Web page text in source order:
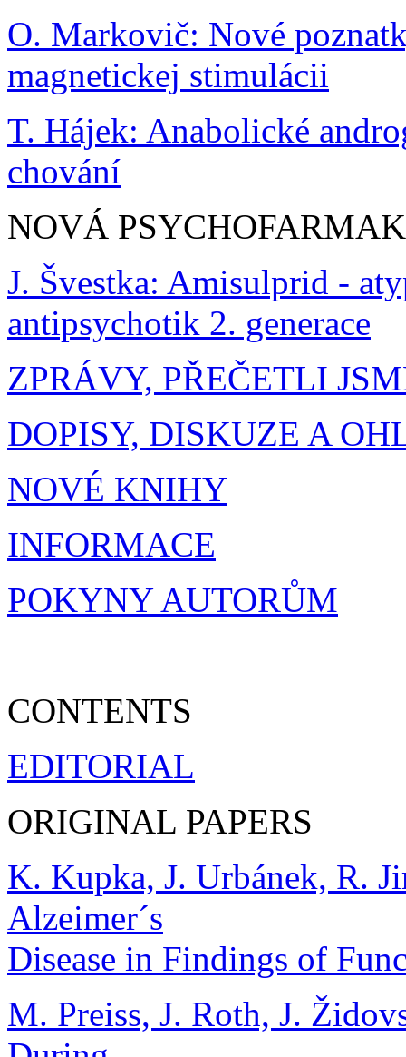
O. Markovič: Nové
magnetickej stimulácii
T. Hájek: Anabolické
chování
NOVÁ
J. Švestka: Amisulprid -
antipsychotik 2. generace
ZPRÁVY, PŘEČETLI
DOPISY, DISKUZE A
NOVÉ KNIHY
INFORMACE
POKYNY AUTORŮM
CONTENTS
EDITORIAL
ORIGINAL PAPERS
K. Kupka, J. Urbánek, R.
Alzeimer´s
Disease in Findings of
M. Preiss, J. Roth, J.